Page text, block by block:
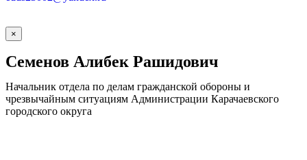
×
Семенов Алибек Рашидович
Начальник отдела по делам гражданской обороны и
чрезвычайным ситуациям Администрации Карачаевского
городского округа